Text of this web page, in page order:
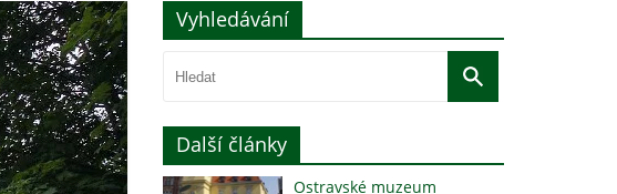
Vyhledávání
Další články
Ostravské muzeum